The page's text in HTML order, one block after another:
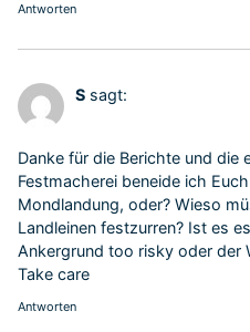
Antworten
S sagt:
Danke für die Berichte und die
Festmacherei beneide ich
Mondlandung, oder? Wieso
Landleinen festzurren? Ist es
Ankergrund too risky oder der
Take care
Antworten